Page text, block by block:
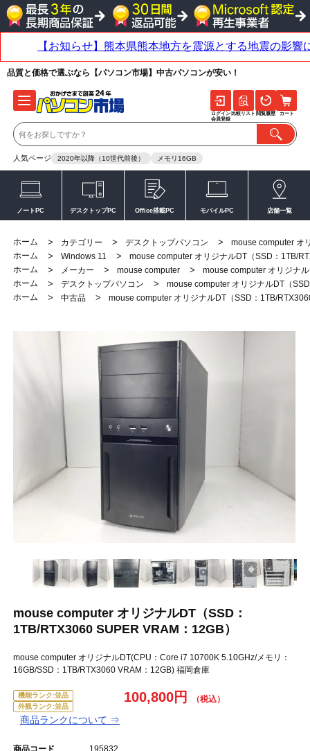
品質と価格で選ぶなら【パソコン市場】中古パソコンが安い！
人気ページ 2020年以降（10世代前後） メモリ16GB
ログイン
会員登録
比較リスト 閲覧履歴 カート
ノートPC デスクトップPC Office搭載PC モバイルPC 店舗一覧
ホーム > カテゴリー > デスクトップパソコン >
mouse computer オ
ホーム
> Windows 11 >
mouse computer オリジナルDT（SSD：1TB/
ホーム
> メーカー > mouse computer >
mouse computer オリジナ
ホーム
> デスクトップパソコン >
mouse computer オリジナルDT（
ホーム
> 中古品 > mouse computer オリジナルDT（SSD：1TB/
mouse computer オリジナルDT（SSD：
1TB/RTX3060 SUPER VRAM：12GB）
mouse computer オリジナルDT(CPU：Core i7 10700K 5.10GHz/メモリ：
16GB/SSD：1TB/RTX3060 VRAM：12GB) 福岡倉庫
機能ランク:並品
外観ランク:並品
商品ランクについて ⇒
100,800円
商品コード 195832